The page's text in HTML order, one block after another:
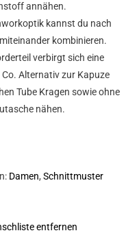
annähen.
kannst du nach
kombinieren.
verbirgt sich eine
Alternativ zur Kapuze
Tube Kragen sowie ohne
nähen.
Damen, Schnittmuster
entfernen